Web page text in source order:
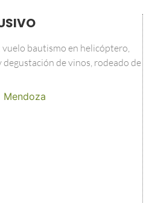
bautismo en helicóptero,
degustación de vinos, rodeado de
Mendoza